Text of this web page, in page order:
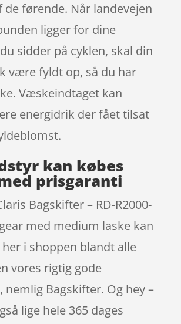
førende. Når landevejen
ligger for dine
sidder på cyklen, skal din
være fyldt op, så du har
Væskeindtaget kan
energidrik der fået tilsat
kan købes
prisgaranti
Bagskifter – RD-R2000-
med medium laske kan
i shoppen blandt alle
vores rigtig gode
nemlig Bagskifter. Og hey –
lige hele 365 dages